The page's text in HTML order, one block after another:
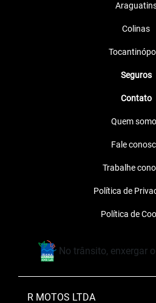
Colinas
Seguros
Contato
Quem
Fale
Trabalhe
Política de
Política de
No trânsito, enxergar
R MOTOS LTDA